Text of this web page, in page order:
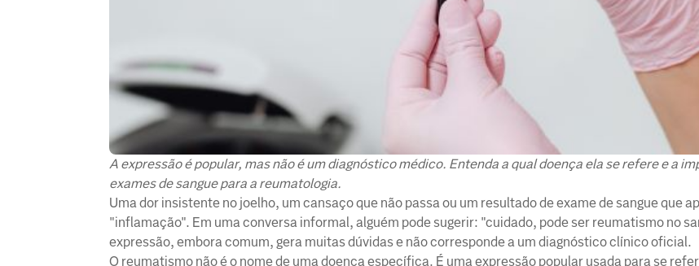
A expressão é popular, mas não é um diagnóstico médico. Entenda a qual doença ela se refere e a
exames de sangue para a reumatologia.
Uma dor insistente no joelho, um cansaço que não passa ou um resultado de exame de sangue que
"inflamação". Em uma conversa informal, alguém pode sugerir: "cuidado, pode ser reumatismo no
expressão, embora comum, gera muitas dúvidas e não corresponde a um diagnóstico clínico oficial.
O reumatismo não é o nome de uma doença específica. É uma expressão popular usada para se